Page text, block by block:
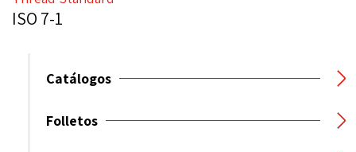
ISO 7-1
Catálogos
Folletos